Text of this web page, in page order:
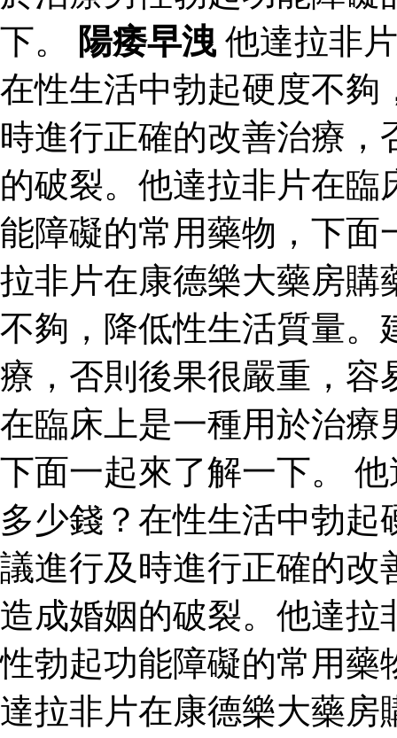
下。
陽痿早洩 他達拉非
在性生活中勃起硬度不夠
時進行正確的改善治療
的破裂。他達拉非片在
能障礙的常用藥物，下
拉非片在康德樂大藥房購
不夠，降低性生活質量。
療，否則後果很嚴重，容
在臨床上是一種用於治療
下面一起來了解一下。
多少錢？在性生活中勃
議進行及時進行正確的改
造成婚姻的破裂。他達拉
性勃起功能障礙的常用藥
達拉非片在康德樂大藥房